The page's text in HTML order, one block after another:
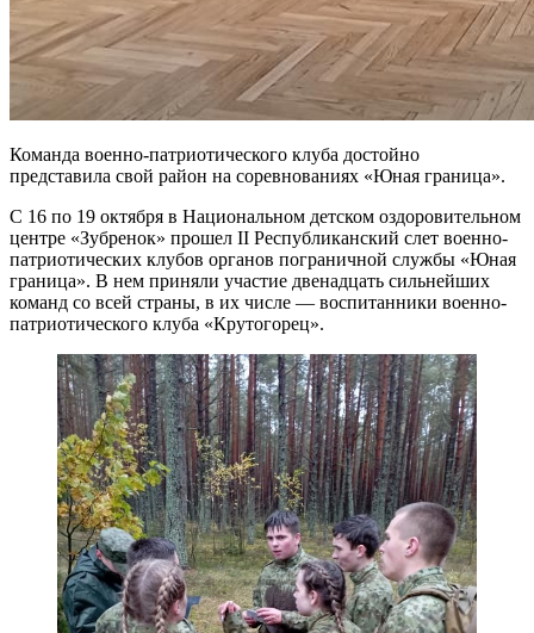
Команда военно-патриотического клуба достойно
представила свой район на соревнованиях «Юная граница».
С 16 по 19 октября в Национальном детском оздоровительном
центре «Зубренок» прошел II Республиканский слет военно-
патриотических клубов органов пограничной службы «Юная
граница». В нем приняли участие двенадцать сильнейших
команд со всей страны, в их числе — воспитанники военно-
патриотического клуба «Крутогорец».